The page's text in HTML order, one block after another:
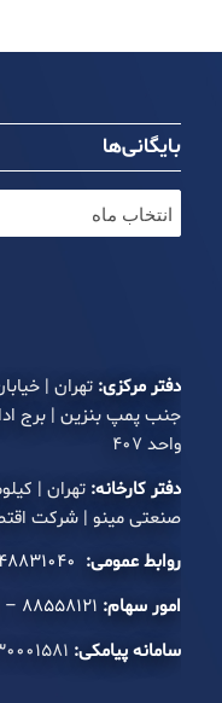
بایگانی‌ها
دفتر مرکزی: تهران |
جنب پمپ بنزین | برج
واحد ۴۰۷
دفتر کارخانه:
صنعتی مینو | شرکت
روابط عمومی:
امور سهام: ۸۸۵۵۸۱۲۱ – ۰۲۱
سامانه پیامکی: